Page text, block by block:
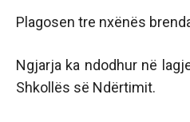
Plagosen tre nxënës
Ngjarja ka ndodhur në
Shkollës së Ndërtimit.